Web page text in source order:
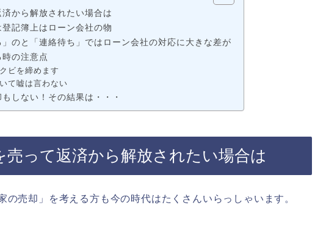
から解放されたい場合は
記簿上はローン会社の物
のと「連絡待ち」ではローン会社の対応に大きな差が
の注意点
ビを締めます
て嘘は言わない
しない！その結果は・・・
売って返済から解放されたい場合は
の売却」を考える方も今の時代はたくさんいらっしゃいます。